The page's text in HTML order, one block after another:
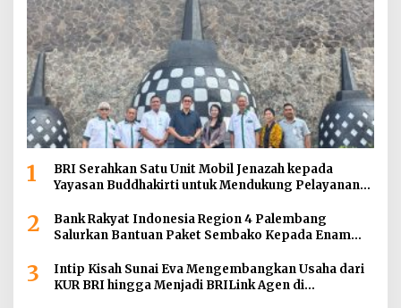
1
BRI Serahkan Satu Unit Mobil Jenazah kepada
Yayasan Buddhakirti untuk Mendukung Pelayanan
2
Bank Rakyat Indonesia Region 4 Palembang
Salurkan Bantuan Paket Sembako Kepada Enam
3
Intip Kisah Sunai Eva Mengembangkan Usaha dari
KUR BRI hingga Menjadi BRILink Agen di